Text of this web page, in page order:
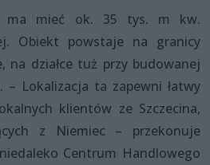
ma mieć ok. 35 tys. m kw.
Obiekt powstaje na granicy
na działce tuż przy budowanej
– Lokalizacja ta zapewni łatwy
klientów ze Szczecina,
z Niemiec – przekonuje
Centrum Handlowego